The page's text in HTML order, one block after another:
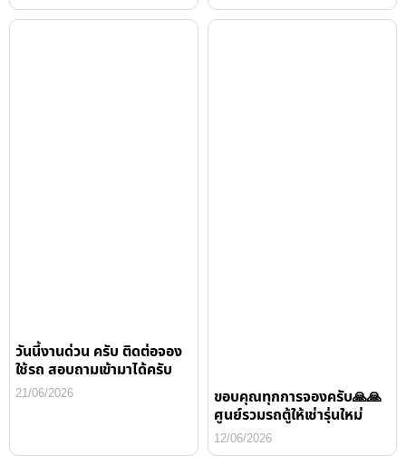
วันนี้งานด่วน ครับ ติดต่อจอง
ใช้รถ สอบถามเข้ามาได้ครับ
21/06/2026
ขอบคุณทุกการจองครับ🙏🙏
ศูนย์รวมรถตู้ให้เช่ารุ่นใหม่
12/06/2026